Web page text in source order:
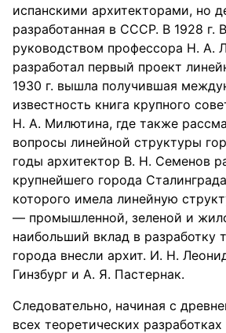
испанскими архитекторами, но
разработанная в СССР. В 1928 г.
руководством профессора Н. А.
разработал первый проект
1930 г. вышла получившая
известность книга крупного
Н. А. Милютина, где также
вопросы линейной структуры
годы архитектор В. Н. Семенов
крупнейшего города
которого имела линейную
— промышленной, зеленой и
наибольший вклад в разработку
города внесли архит. И. Н.
Гинзбург и А. Я. Пастернак.
Следовательно, начиная с
всех теоретических разработках